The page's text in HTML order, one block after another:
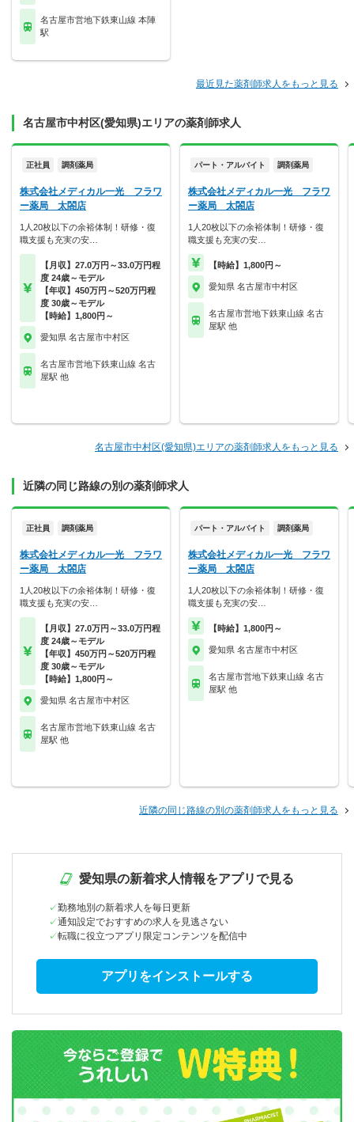
名古屋市営地下鉄東山線 本陣
駅
最近見た薬剤師求人をもっと見る
名古屋市中村区(愛知県)エリアの薬剤師求人
正社員 調剤薬局
株式会社メディカル一光 フラワ
ー薬局 太閤店
1人20枚以下の余裕体制！研修・復
職支援も充実の安…
【月収】27.0万円～33.0万円程
度 24歳～モデル
【年収】450万円～520万円程
度 30歳～モデル
【時給】1,800円～
愛知県 名古屋市中村区
名古屋市営地下鉄東山線 名古
屋駅 他
パート・アルバイト 調剤薬局
株式会社メディカル一光 フラワ
ー薬局 太閤店
1人20枚以下の余裕体制！研修・復
職支援も充実の安…
【時給】1,800円～
愛知県 名古屋市中村区
名古屋市営地下鉄東山線 名古
屋駅 他
名古屋市中村区(愛知県)エリアの薬剤師求人をもっと見る
近隣の同じ路線の別の薬剤師求人
正社員 調剤薬局
株式会社メディカル一光 フラワ
ー薬局 太閤店
1人20枚以下の余裕体制！研修・復
職支援も充実の安…
【月収】27.0万円～33.0万円程
度 24歳～モデル
【年収】450万円～520万円程
度 30歳～モデル
【時給】1,800円～
愛知県 名古屋市中村区
名古屋市営地下鉄東山線 名古
屋駅 他
パート・アルバイト 調剤薬局
株式会社メディカル一光 フラワ
ー薬局 太閤店
1人20枚以下の余裕体制！研修・復
職支援も充実の安…
【時給】1,800円～
愛知県 名古屋市中村区
名古屋市営地下鉄東山線 名古
屋駅 他
近隣の同じ路線の別の薬剤師求人をもっと見る
愛知県の新着求人情報をアプリで見る
勤務地別の新着求人を毎日更新
通知設定でおすすめの求人を見逃さない
転職に役立つアプリ限定コンテンツを配信中
アプリをインストールする